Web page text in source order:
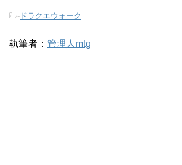
- ドラクエウォーク
執筆者： 管理人mtg